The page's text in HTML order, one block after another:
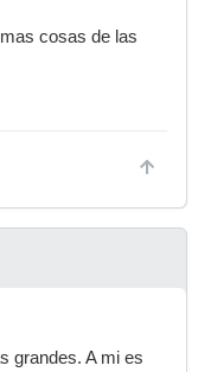
cosas de las
grandes. A mi es